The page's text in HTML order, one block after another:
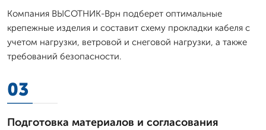
Компания ВЫСОТНИК-Врн подберет оптимальные
крепежные изделия и составит схему прокладки кабеля с
учетом нагрузки, ветровой и снеговой нагрузки, а также
требований безопасности.
03
Подготовка материалов и согласования